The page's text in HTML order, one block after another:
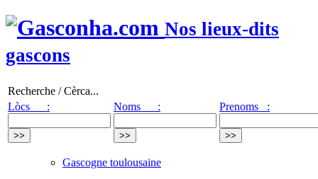
Nos lieux-dits
gascons
Recherche / Cèrca...
Lòcs :
Noms : Prenoms :
Gascogne toulousaine